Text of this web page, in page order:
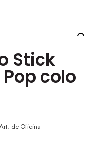
Stick
colo
de Oficina